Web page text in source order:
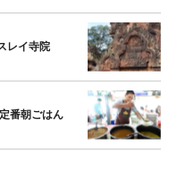
レイ寺院
番朝ごはん